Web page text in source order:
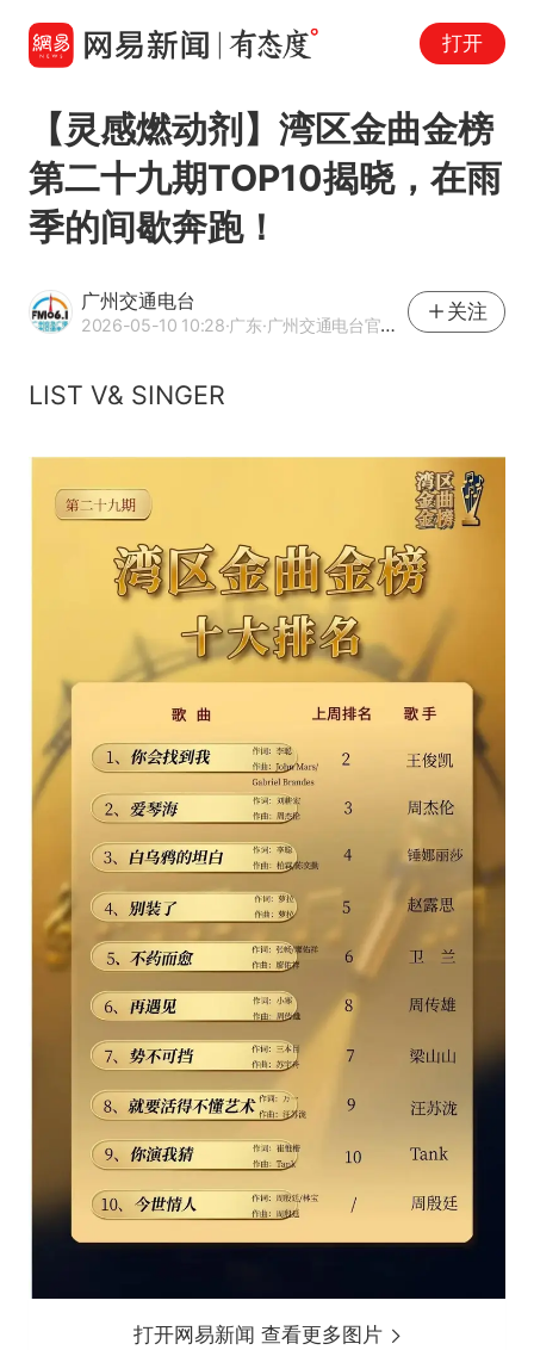
打开
【灵感燃动剂】湾区金曲金榜
第二十九期TOP10揭晓，在雨
季的间歇奔跑！
广州交通电台
2026-05-10 10:28·广东·广州交通电台官方网易号
关注
LIST V& SINGER
打开网易新闻 查看更多图片